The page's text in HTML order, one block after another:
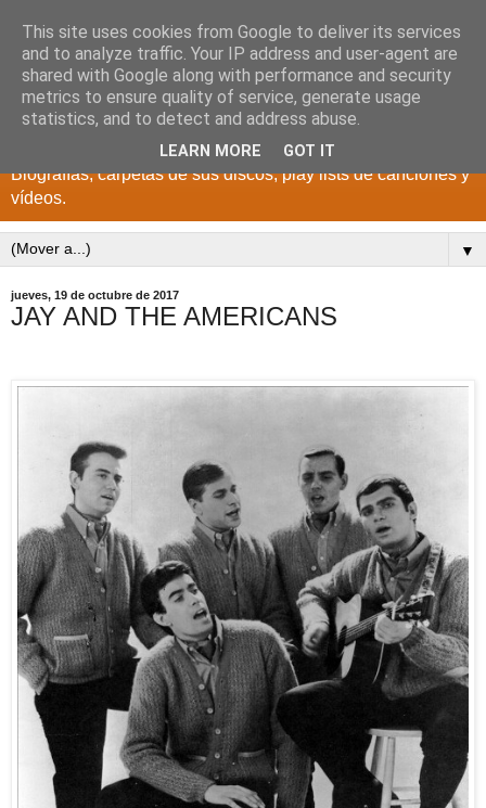
DISCOS PARA EL
RECUERDO
CANTANTES Y GRUPOS DE LOS AÑOS 1950 a 2022.
Biografías, carpetas de sus discos, play lists de canciones y
vídeos.
▼
jueves, 19 de octubre de 2017
JAY AND THE AMERICANS
This site uses cookies from Google to deliver its services
and to analyze traffic. Your IP address and user-agent are
shared with Google along with performance and security
metrics to ensure quality of service, generate usage
statistics, and to detect and address abuse.
LEARN MORE GOT IT